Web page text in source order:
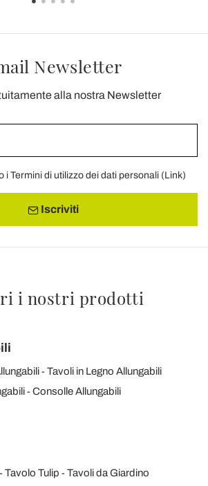
Newsletter
alla nostra Newsletter
i Termini di utilizzo dei dati personali (Link)
Iscriviti
i nostri prodotti
Tavoli in Legno Allungabili
Consolle Allungabili
Tavolo Tulip Tavoli da Giardino